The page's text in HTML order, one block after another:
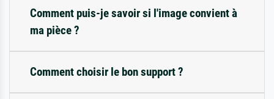
Comment puis-je savoir si l'image convient à
ma pièce ?
Comment choisir le bon support ?